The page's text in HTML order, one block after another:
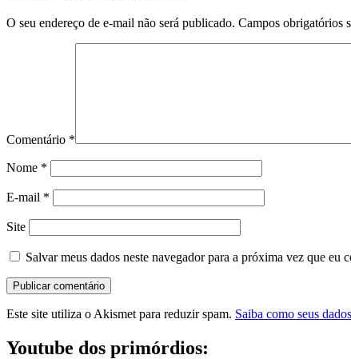
O seu endereço de e-mail não será publicado. Campos obrigatórios
Comentário *
Nome *
E-mail *
Site
Salvar meus dados neste navegador para a próxima vez que eu
Este site utiliza o Akismet para reduzir spam. Saiba como seus
Youtube dos primórdios: